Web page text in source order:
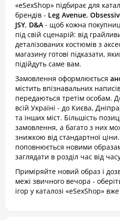
«eSexShop» підбирає для
брендів - Leg Avenue,
JSY, D&A - щоб кожна
під свій сценарій: від
деталізованих костюмів з
магазину готові підказати,
підійдуть саме вам.
Замовлення оформлюється
містить впізнавальних
передаються третім особам.
всій Україні - до Києва,
та інших міст. Більшість
замовлення, а багато з них
знижкою від стандартної
поповнюється новими
заглядати в розділ час від
Приміряйте новий образ і
межі звичного вечора -
ігор у каталозі «eSexShop»